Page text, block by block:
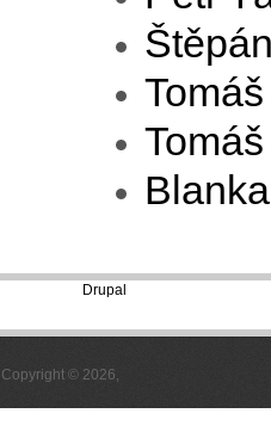
Drupal
Copyright © 2026,